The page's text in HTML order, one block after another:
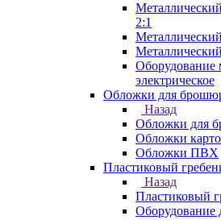
2:1
Оборудование
электрическое
Обложки для
Назад
Обложки для
Обложки
Обложки ПВХ
Пластиковый
Назад
Пластиковый
Оборудование